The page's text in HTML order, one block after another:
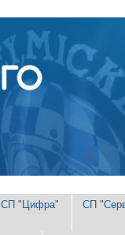
СП "Цифра" СП